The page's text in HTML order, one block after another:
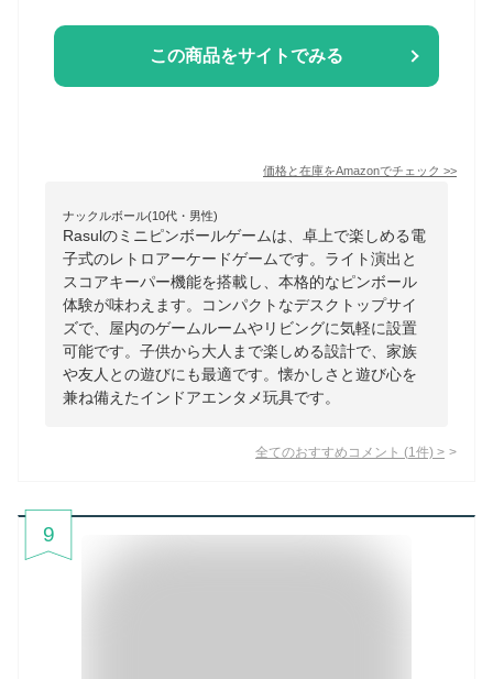
この商品をサイトでみる
価格と在庫をAmazonでチェック >>
ナックルボール(10代・男性)
Rasulのミニピンボールゲームは、卓上で楽しめる電
子式のレトロアーケードゲームです。ライト演出と
スコアキーパー機能を搭載し、本格的なピンボール
体験が味わえます。コンパクトなデスクトップサイ
ズで、屋内のゲームルームやリビングに気軽に設置
可能です。子供から大人まで楽しめる設計で、家族
や友人との遊びにも最適です。懐かしさと遊び心を
兼ね備えたインドアエンタメ玩具です。
全てのおすすめコメント (1 件) >
9